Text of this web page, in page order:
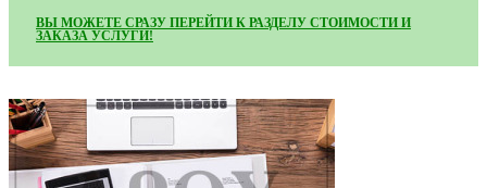
ВЫ МОЖЕТЕ СРАЗУ ПЕРЕЙТИ К РАЗДЕЛУ СТОИМОСТИ И
ЗАКАЗА УСЛУГИ!